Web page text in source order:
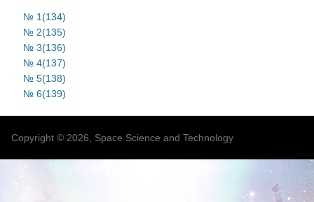
№ 1(134)
№ 2(135)
№ 3(136)
№ 4(137)
№ 5(138)
№ 6(139)
Copyright © 2026, Space Science and Technology